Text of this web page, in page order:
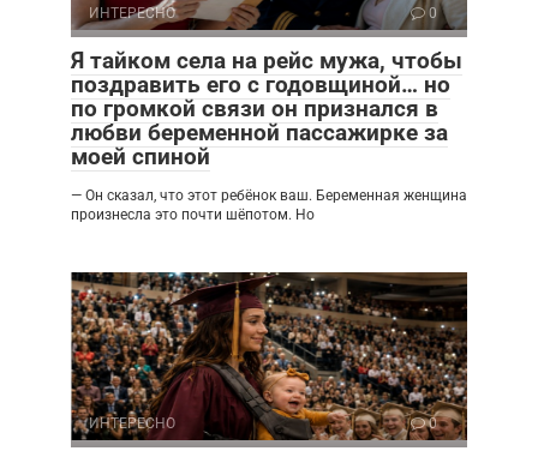
ИНТЕРЕСНО 0
Я тайком села на рейс мужа, чтобы
поздравить его с годовщиной… но
по громкой связи он признался в
любви беременной пассажирке за
моей спиной
— Он сказал, что этот ребёнок ваш. Беременная женщина
произнесла это почти шёпотом. Но
ИНТЕРЕСНО 0